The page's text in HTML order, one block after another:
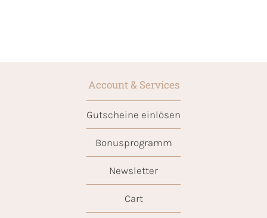
Account & Services
Gutscheine einlösen
Bonusprogramm
Newsletter
Cart